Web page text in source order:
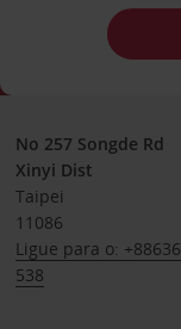
No 257 Songde Rd
Xinyi Dist
Taipei
11086
Ligue para o:
538